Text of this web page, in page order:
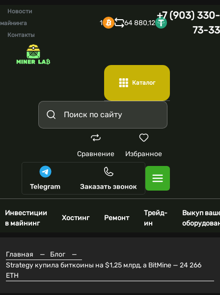
Новости
майнинга
Контакты
1 64 880,12
+7 (903) 330-
73-33
Каталог
Сравнение Избранное
Инвестиции
в майнинг
Хостинг Ремонт
Трейд-
ин
Выкуп
Главная — Блог
—
Strategy купила биткоины на $1,25 млрд, а BitMine — 24 266
ETH